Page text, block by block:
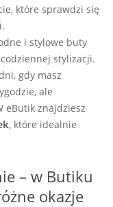
które sprawdzi się
i stylowe buty
stylizacji.
gdy masz
ale
eButik znajdziesz
, które idealnie
– w Butiku
okazje